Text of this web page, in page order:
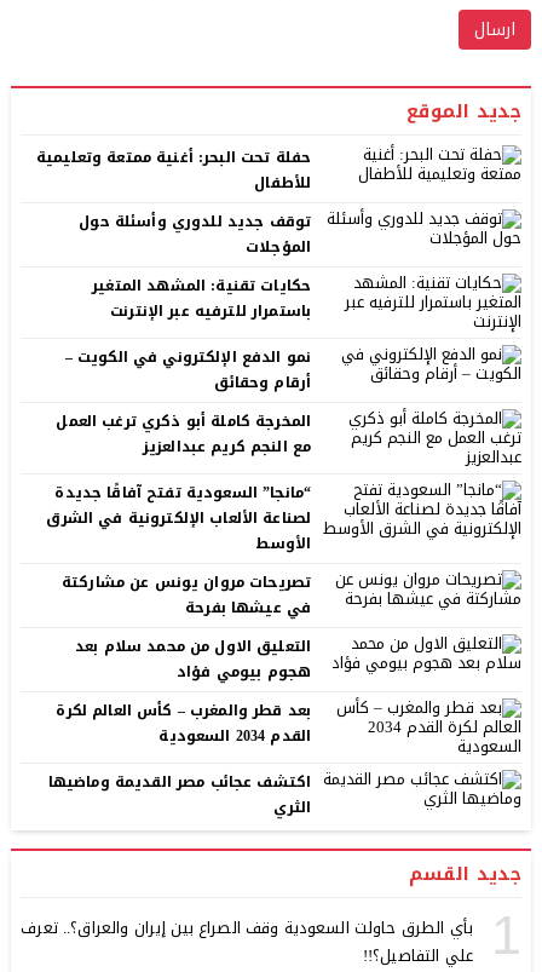
جديد الموقع
حفلة تحت البحر: أغنية ممتعة وتعليمية
للأطفال
توقف جديد للدوري وأسئلة حول
المؤجلات
حكايات تقنية: المشهد المتغير
باستمرار للترفيه عبر الإنترنت
نمو الدفع الإلكتروني في الكويت –
أرقام وحقائق
المخرجة كاملة أبو ذكري ترغب العمل
مع النجم كريم عبدالعزيز
“مانجا” السعودية تفتح آفاقًا جديدة
لصناعة الألعاب الإلكترونية في الشرق
الأوسط
تصريحات مروان يونس عن مشاركتة
في عيشها بفرحة
التعليق الاول من محمد سلام بعد
هجوم بيومي فؤاد
بعد قطر والمغرب – كأس العالم لكرة
القدم 2034 السعودية
اكتشف عجائب مصر القديمة وماضيها
الثري
جديد القسم
1
بأي الطرق حاولت السعودية وقف الصراع بين إيران والعراق؟.. تعرف
علي التفاصيل؟!!